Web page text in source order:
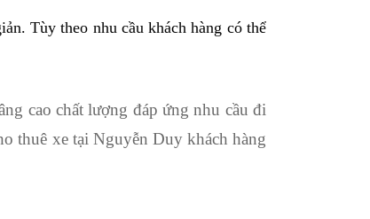
Tùy theo nhu cầu khách hàng có thể
cao chất lượng đáp ứng nhu cầu đi
thuê xe tại Nguyễn Duy khách hàng